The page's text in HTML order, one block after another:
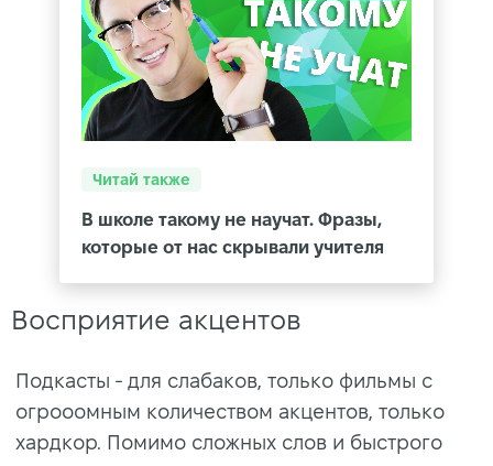
Читай также
В школе такому не научат. Фразы,
которые от нас скрывали учителя
Восприятие акцентов
Подкасты - для слабаков, только фильмы с
огрооомным количеством акцентов, только
хардкор. Помимо сложных слов и быстрого